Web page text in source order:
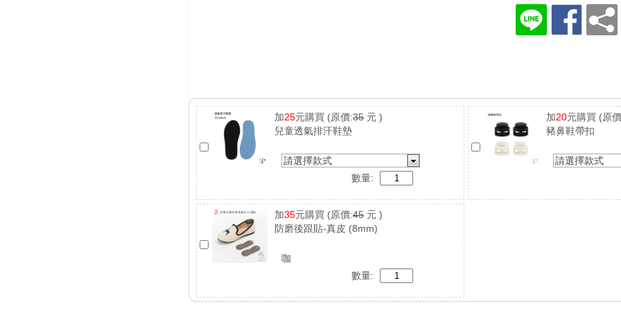
加25元購買 (原價:35 元 )
兒童透氣排汗鞋墊
請選擇款式
數量:
加20元購買 (原
豬鼻鞋帶扣
請選擇款式
加35元購買 (原價:45 元 )
防磨後跟貼-真皮 (8mm)
咖
數量: